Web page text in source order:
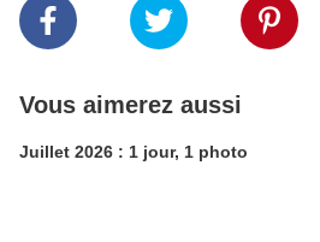
Vous aimerez aussi
Juillet 2026 : 1 jour, 1 photo